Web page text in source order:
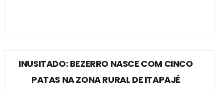
INUSITADO: BEZERRO NASCE COM CINCO
PATAS NA ZONA RURAL DE ITAPAJÉ